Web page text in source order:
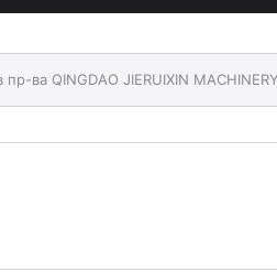
ва QINGDAO JIERUIXIN